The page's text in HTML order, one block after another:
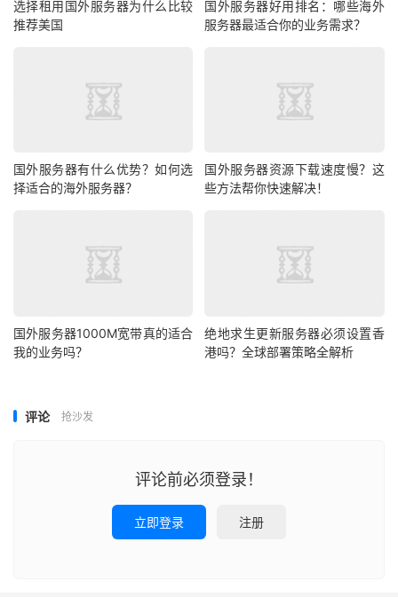
二、 系统化解决方案：从选择到优化的全流程指南
用的海外服务器环境。
这是最关键的一步，选择大于努力。
CN2 GIA（全球互联网加速）：这是中国电信的顶级商业线
路。其最大特点是“轻负载、高优先级”，数据包在国内外网
堵。延迟低、稳定性极高，是追求极致体验的首选，但价格
相对昂贵。
企业级线路，类似于电信的CN2 GIA，同样具备低延迟、低
普通CN2 GT：是CN2 GIA的简化版，国际段是CN2，但进
入国内后可能会与普通163网络混合，质量优于普通线路，
但不如GIA，是性价比之选。
选择租用国外服务器为什么比较
推荐美国
国外服务器好用排名：哪些海外
服务器最适合你的业务需求？
国外服务器有什么优势？如何选
择适合的海外服务器？
国外服务器资源下载速度慢？这
些方法帮你快速解决！
国外服务器1000M宽带真的适合
我的业务吗？
绝地求生更新服务器必须设置香
港吗？全球部署策略全解析
评论 抢沙发
评论前必须登录！
立即登录 注册